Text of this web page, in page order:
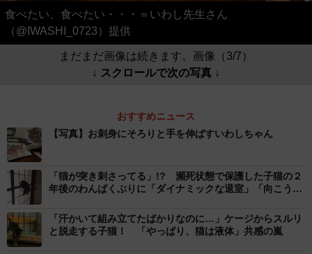
食べたい、食べたい・・・＝いわし先生さん
（@IWASHI_0723）提供
まだまだ画像は続きます。画像（3/7）
↓ スクロールで次の写真 ↓
おすすめニュース
【写真】お刺身にそろりと手を伸ばすいわしちゃん
「猫が突き刺さってる」!? 瀕死状態で保護した子猫の２
年後のわんぱくぶりに「ダイナミックな退室」「向こう側
「汗かいて組み立てたばかりなのに…」ケージからスルリ
と脱走する子猫！ 「やっぱり、猫は液体」共感の嵐